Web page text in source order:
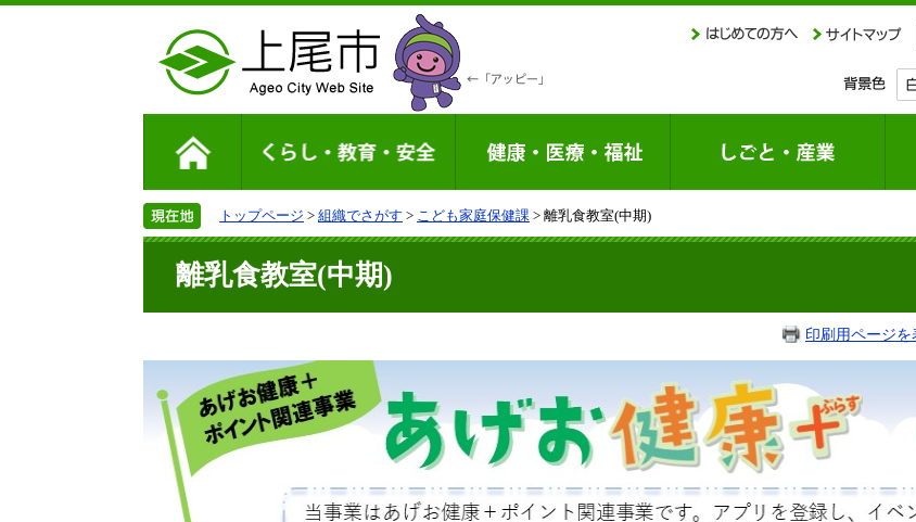
トップページ > 組織でさがす > こども家庭保健課 > 離乳食教室(中期)
離乳食教室(中期)
印刷用ページを